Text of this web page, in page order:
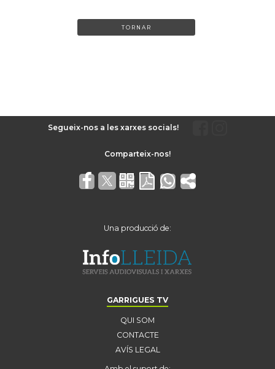
TORNAR
Segueix-nos a les xarxes socials!
Una producció de:
GARRIGUES TV
QUI SOM
CONTACTE
AVÍS LEGAL